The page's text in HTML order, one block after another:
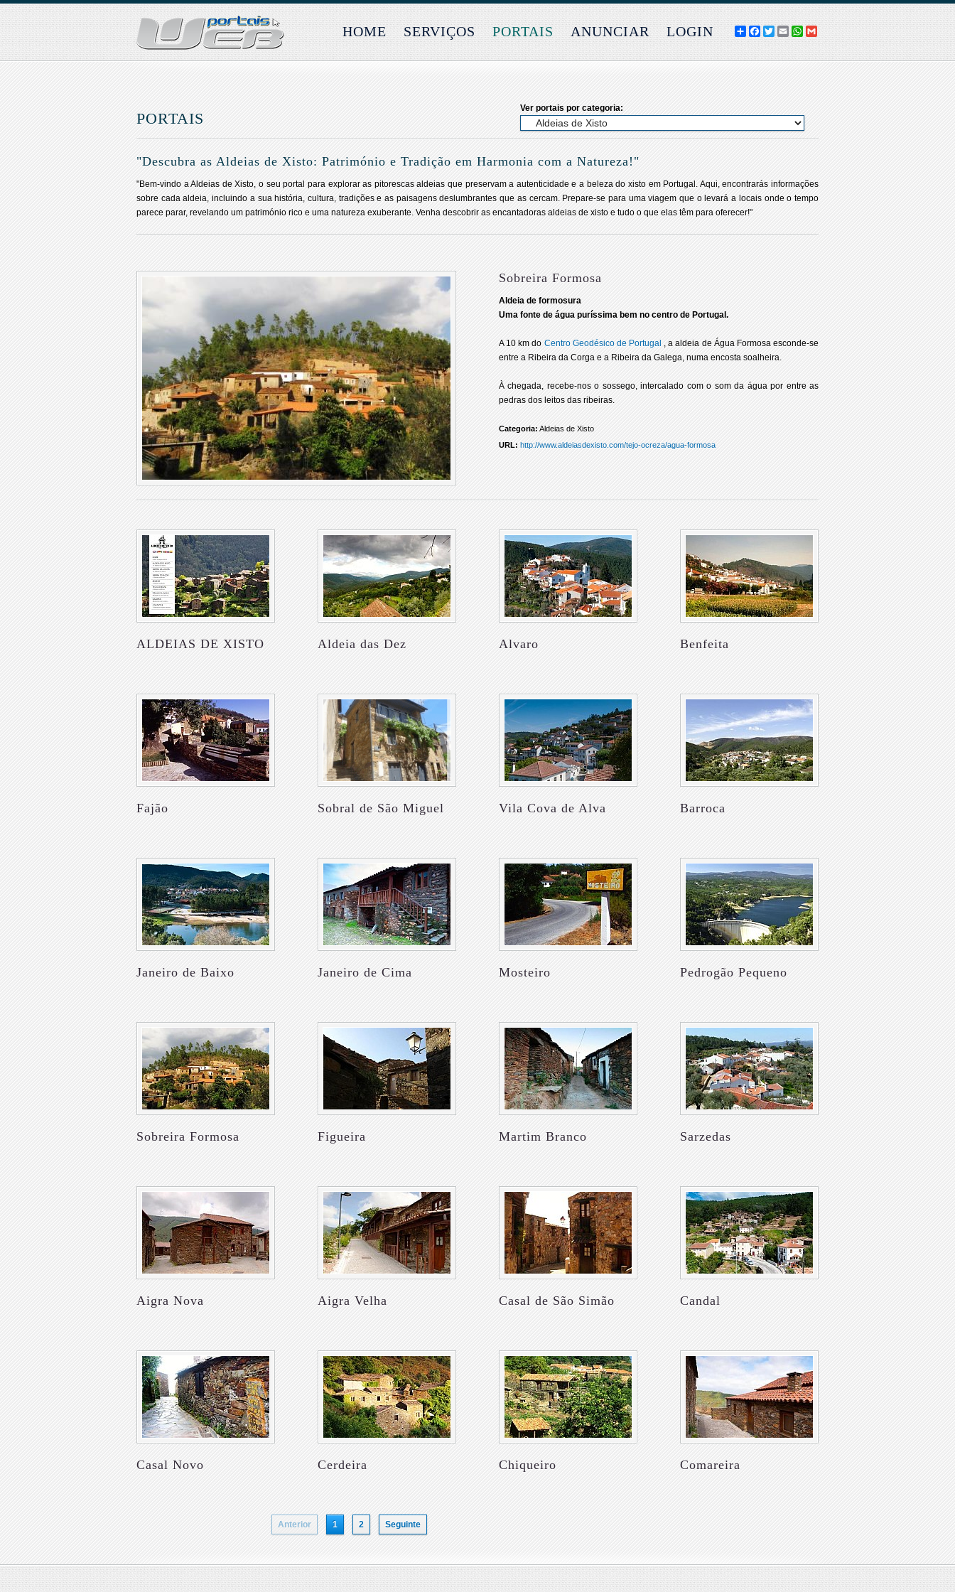
HOME SERVIÇOS PORTAIS ANUNCIAR LOGIN COMPARTILHE
FACEBOOK
TWITTER
EMAIL
WHATSAPP
GMAIL
PORTAIS
Ver portais por categoria:
"Descubra as Aldeias de Xisto: Património e Tradição em Harmonia com a Natureza!"
"Bem-vindo a Aldeias de Xisto, o seu portal para explorar as pitorescas aldeias que preservam a autenticidade e a beleza do xisto em Portugal. Aqui, encontrarás informações
sobre cada aldeia, incluindo a sua história, cultura, tradições e as paisagens deslumbrantes que as cercam. Prepare-se para uma viagem que o levará a locais onde o tempo
parece parar, revelando um património rico e uma natureza exuberante. Venha descobrir as encantadoras aldeias de xisto e tudo o que elas têm para oferecer!"
Sobreira Formosa
Aldeia de formosura
Uma fonte de água puríssima bem no centro de Portugal.
A 10 km do Centro Geodésico de Portugal , a aldeia de Água Formosa esconde-se
entre a Ribeira da Corga e a Ribeira da Galega, numa encosta soalheira.
À chegada, recebe-nos o sossego, intercalado com o som da água por entre as
pedras dos leitos das ribeiras.
Categoria: Aldeias de Xisto
URL: http://www.aldeiasdexisto.com/tejo-ocreza/agua-formosa
ALDEIAS DE XISTO Aldeia das Dez Alvaro Benfeita
Fajão Sobral de São Miguel Vila Cova de Alva Barroca
Janeiro de Baixo Janeiro de Cima Mosteiro Pedrogão Pequeno
Sobreira Formosa Figueira Martim Branco Sarzedas
Aigra Nova Aigra Velha Casal de São Simão Candal
Casal Novo Cerdeira Chiqueiro Comareira
Anterior 1 2 Seguinte